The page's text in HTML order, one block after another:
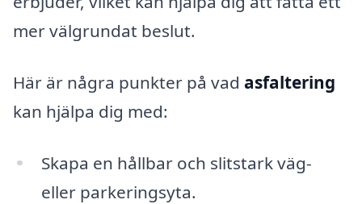
mer välgrundat beslut.
Här är några punkter på vad asfaltering
kan hjälpa dig med:
Skapa en hållbar och slitstark väg-
eller parkeringsyta.